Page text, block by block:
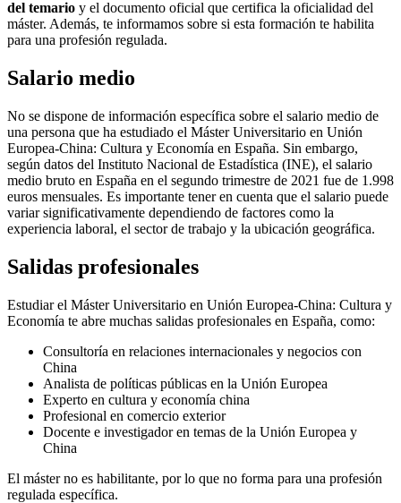
del temario y el documento oficial que certifica la oficialidad del
máster. Además, te informamos sobre si esta formación te habilita
para una profesión regulada.
Salario medio
No se dispone de información específica sobre el salario medio de
una persona que ha estudiado el Máster Universitario en Unión
Europea-China: Cultura y Economía en España. Sin embargo,
según datos del Instituto Nacional de Estadística (INE), el salario
medio bruto en España en el segundo trimestre de 2021 fue de 1.998
euros mensuales. Es importante tener en cuenta que el salario puede
variar significativamente dependiendo de factores como la
experiencia laboral, el sector de trabajo y la ubicación geográfica.
Salidas profesionales
Estudiar el Máster Universitario en Unión Europea-China: Cultura y
Economía te abre muchas salidas profesionales en España, como:
Consultoría en relaciones internacionales y negocios con
China
Analista de políticas públicas en la Unión Europea
Experto en cultura y economía china
Profesional en comercio exterior
Docente e investigador en temas de la Unión Europea y
China
El máster no es habilitante, por lo que no forma para una profesión
regulada específica.